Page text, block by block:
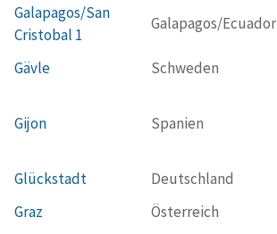
Galapagos/San
Cristobal 1
Galapagos/Ecuador
Gävle Schweden
Gijon Spanien
Glückstadt
Deutschland
Graz
Österreich